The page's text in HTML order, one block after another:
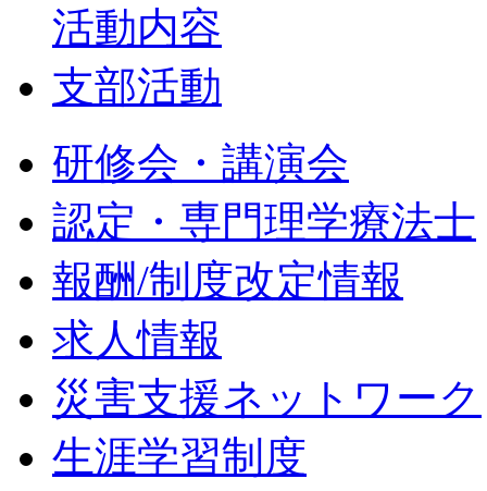
活動内容
支部活動
研修会・講演会
認定・専門理学療法士
報酬/制度改定情報
求人情報
災害支援ネットワーク
生涯学習制度